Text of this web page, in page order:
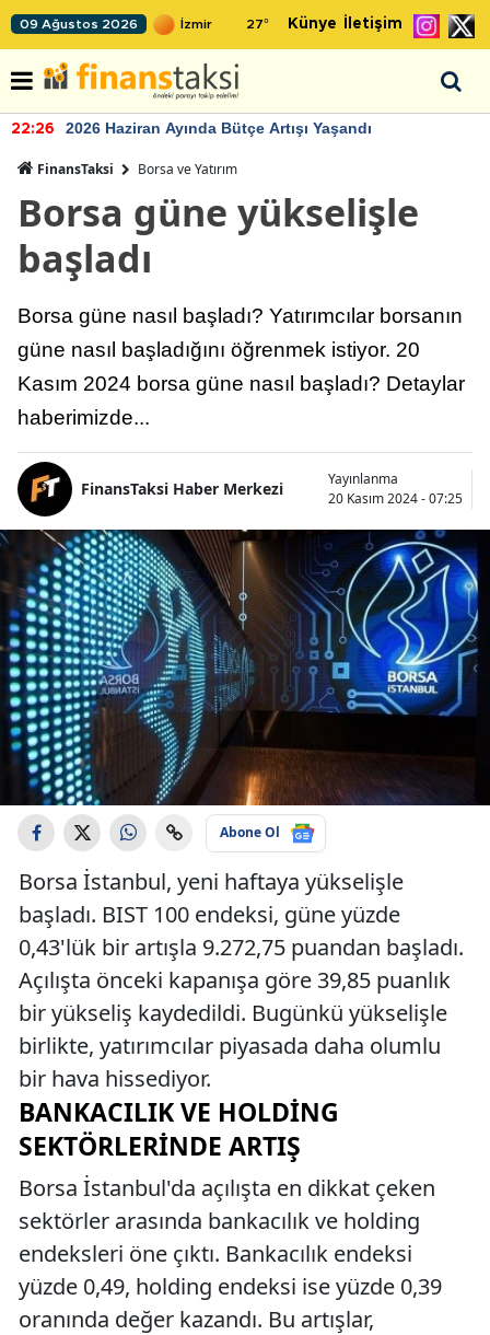
09 Ağustos 2026 27° Künye İletişim
22:26 2026 Haziran Ayında Bütçe Artışı Yaşandı
FinansTaksi Borsa ve Yatırım
Borsa güne yükselişle
başladı
Borsa güne nasıl başladı? Yatırımcılar borsanın
güne nasıl başladığını öğrenmek istiyor. 20
Kasım 2024 borsa güne nasıl başladı? Detaylar
haberimizde...
FinansTaksi Haber Merkezi
Yayınlanma
20 Kasım 2024 - 07:25
Abone Ol
Borsa İstanbul, yeni haftaya yükselişle
başladı. BIST 100 endeksi, güne yüzde
0,43'lük bir artışla 9.272,75 puandan başladı.
Açılışta önceki kapanışa göre 39,85 puanlık
bir yükseliş kaydedildi. Bugünkü yükselişle
birlikte, yatırımcılar piyasada daha olumlu
bir hava hissediyor.
BANKACILIK VE HOLDING
SEKTÖRLERINDE ARTIŞ
Borsa İstanbul'da açılışta en dikkat çeken
sektörler arasında bankacılık ve holding
endeksleri öne çıktı. Bankacılık endeksi
yüzde 0,49, holding endeksi ise yüzde 0,39
oranında değer kazandı. Bu artışlar,